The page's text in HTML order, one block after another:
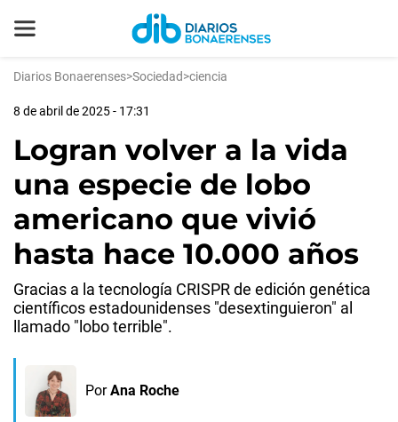
Diarios Bonaerenses>Sociedad>ciencia
8 de abril de 2025 - 17:31
Logran volver a la vida
una especie de lobo
americano que vivió
hasta hace 10.000 años
Gracias a la tecnología CRISPR de edición genética
científicos estadounidenses "desextinguieron" al
llamado "lobo terrible".
Por Ana Roche